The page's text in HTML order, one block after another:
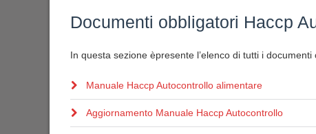
Documenti obbligatori Haccp
In questa sezione èpresente l’elenco di tutti i
Manuale Haccp Autocontrollo alimentare
Aggiornamento Manuale Haccp Autocontrollo